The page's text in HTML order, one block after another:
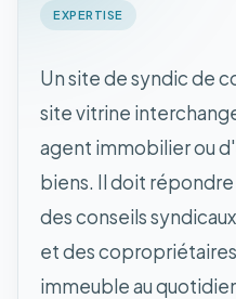
EXPERTISE
Un site de syndic de
site vitrine
agent immobilier ou
biens. Il doit
des conseils
et des
immeuble au